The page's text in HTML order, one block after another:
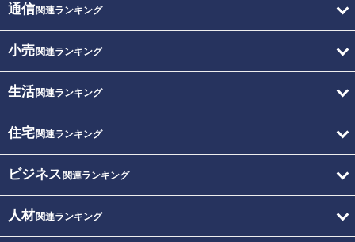
通信関連ランキング
小売関連ランキング
生活関連ランキング
住宅関連ランキング
ビジネス 関連ランキング
人材関連ランキング